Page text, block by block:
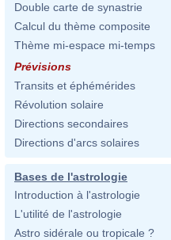
Double carte de synastrie
Calcul du thème composite
Thème mi-espace mi-temps
Prévisions
Transits et éphémérides
Révolution solaire
Directions secondaires
Directions d'arcs solaires
Bases de l'astrologie
Introduction à l'astrologie
L'utilité de l'astrologie
Astro sidérale ou tropicale ?